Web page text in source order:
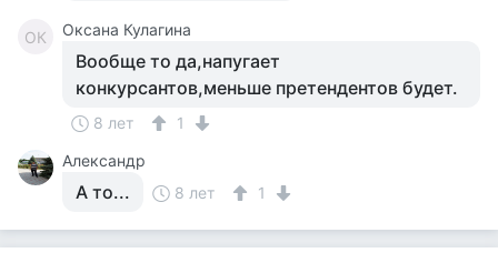
ОК Оксана Кулагина
Вообще то да,напугает
конкурсантов,меньше претендентов будет.
8 лет
1
Александр
А то... 8 лет 1